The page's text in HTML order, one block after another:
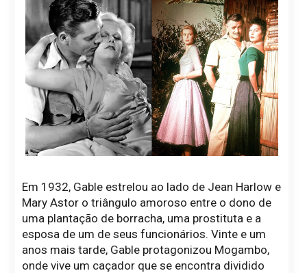
Em 1932, Gable estrelou ao lado de Jean Harlow e
Mary Astor o triângulo amoroso entre o dono de
uma plantação de borracha, uma prostituta e a
esposa de um de seus funcionários. Vinte e um
anos mais tarde, Gable protagonizou Mogambo,
onde vive um caçador que se encontra dividido